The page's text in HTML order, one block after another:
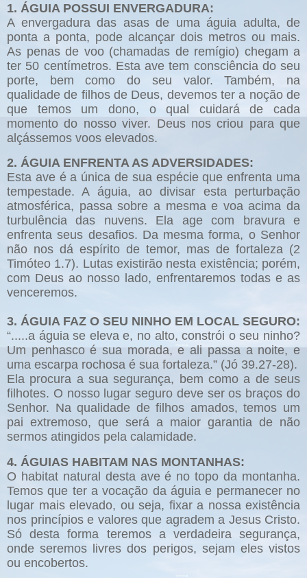
1. ÁGUIA POSSUI ENVERGADURA:
A envergadura das asas de uma águia adulta, de
ponta a ponta, pode alcançar dois metros ou mais.
As penas de voo (chamadas de remígio) chegam a
ter 50 centímetros. Esta ave tem consciência do seu
porte, bem como do seu valor. Também, na
qualidade de filhos de Deus, devemos ter a noção de
que temos um dono, o qual cuidará de cada
momento do nosso viver. Deus nos criou para que
alçássemos voos elevados.
2. ÁGUIA ENFRENTA AS ADVERSIDADES:
Esta ave é a única de sua espécie que enfrenta uma
tempestade. A águia, ao divisar esta perturbação
atmosférica, passa sobre a mesma e voa acima da
turbulência das nuvens. Ela age com bravura e
enfrenta seus desafios. Da mesma forma, o Senhor
não nos dá espírito de temor, mas de fortaleza (2
Timóteo 1.7). Lutas existirão nesta existência; porém,
com Deus ao nosso lado, enfrentaremos todas e as
venceremos.
3. ÁGUIA FAZ O SEU NINHO EM LOCAL SEGURO:
“.....a águia se eleva e, no alto, constrói o seu ninho?
Um penhasco é sua morada, e ali passa a noite, e
uma escarpa rochosa é sua fortaleza.” (Jó 39.27-28).
Ela procura a sua segurança, bem como a de seus
filhotes. O nosso lugar seguro deve ser os braços do
Senhor. Na qualidade de filhos amados, temos um
pai extremoso, que será a maior garantia de não
sermos atingidos pela calamidade.
4. ÁGUIAS HABITAM NAS MONTANHAS:
O habitat natural desta ave é no topo da montanha.
Temos que ter a vocação da águia e permanecer no
lugar mais elevado, ou seja, fixar a nossa existência
nos princípios e valores que agradem a Jesus Cristo.
Só desta forma teremos a verdadeira segurança,
onde seremos livres dos perigos, sejam eles vistos
ou encobertos.